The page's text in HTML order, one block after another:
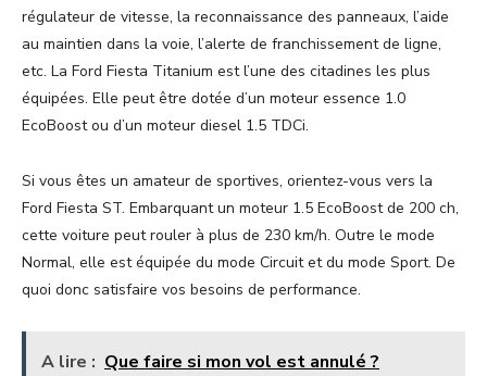
régulateur de vitesse, la reconnaissance des panneaux, l’aide
au maintien dans la voie, l’alerte de franchissement de ligne,
etc. La Ford Fiesta Titanium est l’une des citadines les plus
équipées. Elle peut être dotée d’un moteur essence 1.0
EcoBoost ou d’un moteur diesel 1.5 TDCi.
Si vous êtes un amateur de sportives, orientez-vous vers la
Ford Fiesta ST. Embarquant un moteur 1.5 EcoBoost de 200 ch,
cette voiture peut rouler à plus de 230 km/h. Outre le mode
Normal, elle est équipée du mode Circuit et du mode Sport. De
quoi donc satisfaire vos besoins de performance.
A lire : Que faire si mon vol est annulé ?